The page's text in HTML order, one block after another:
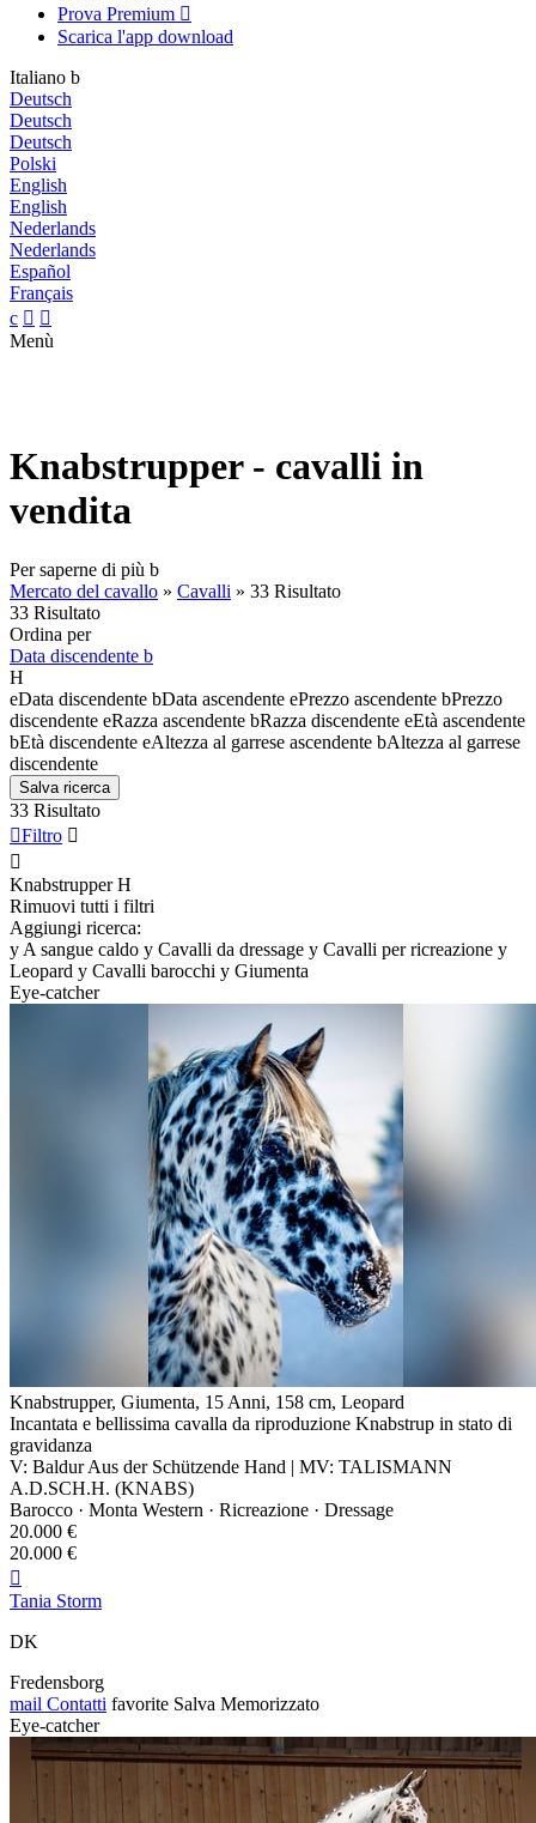
Prova Premium 
Scarica l'app download
Italiano b
Deutsch
Deutsch
Deutsch
Polski
English
English
Nederlands
Nederlands
Español
Français
c  
Menù
Knabstrupper - cavalli in
vendita
Per saperne di più b
Mercato del cavallo » Cavalli » 33 Risultato
33 Risultato
Ordina per
Data discendente b
H
eData discendente bData ascendente ePrezzo ascendente bPrezzo
discendente eRazza ascendente bRazza discendente eEtà ascendente
bEtà discendente eAltezza al garrese ascendente bAltezza al garrese
discendente
Salva ricerca
33 Risultato
Filtro 

Knabstrupper H
Rimuovi tutti i filtri
Aggiungi ricerca:
y A sangue caldo y Cavalli da dressage y Cavalli per ricreazione y
Leopard y Cavalli barocchi y Giumenta
Eye-catcher
Knabstrupper, Giumenta, 15 Anni, 158 cm, Leopard
Incantata e bellissima cavalla da riproduzione Knabstrup in stato di
gravidanza
V: Baldur Aus der Schützende Hand | MV: TALISMANN
A.D.SCH.H. (KNABS)
Barocco · Monta Western · Ricreazione · Dressage
20.000 €
20.000 €

Tania Storm
DK
Fredensborg
mail Contatti favorite Salva Memorizzato
Eye-catcher